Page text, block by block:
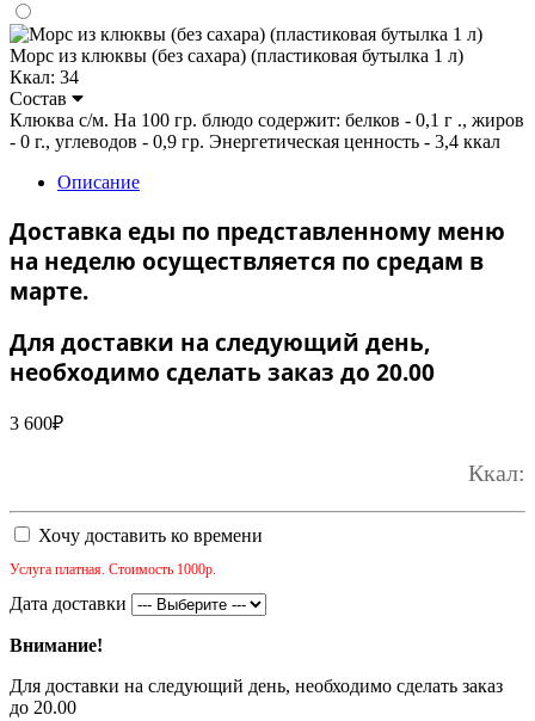
Морс из клюквы (без сахара) (пластиковая бутылка 1 л)
Ккал: 34
Состав
Клюква с/м. На 100 гр. блюдо содержит: белков - 0,1 г ., жиров
- 0 г., углеводов - 0,9 гр. Энергетическая ценность - 3,4 ккал
Описание
Доставка еды по представленному меню
на неделю осуществляется по средам в
марте.
Для доставки на следующий день,
необходимо сделать заказ до 20.00
3 600₽
Ккал:
Хочу доставить ко времени
Услуга платная. Стоимость 1000р.
Дата доставки
Внимание!
Для доставки на следующий день, необходимо сделать заказ
до 20.00